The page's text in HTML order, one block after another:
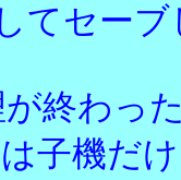
てセー
終わっ
子機だ